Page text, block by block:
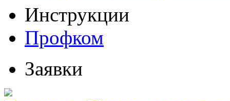
Инструкции
Профком
Заявки